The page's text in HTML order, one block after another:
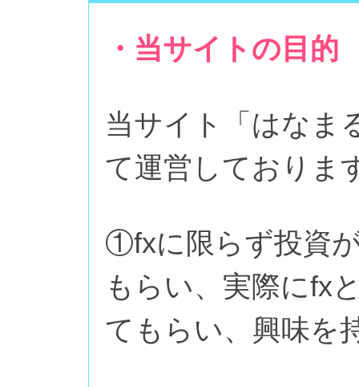
・当サイトの目的
当サイト「はなま
て運営しておりま
①fxに限らず投資
もらい、実際にfx
てもらい、興味を